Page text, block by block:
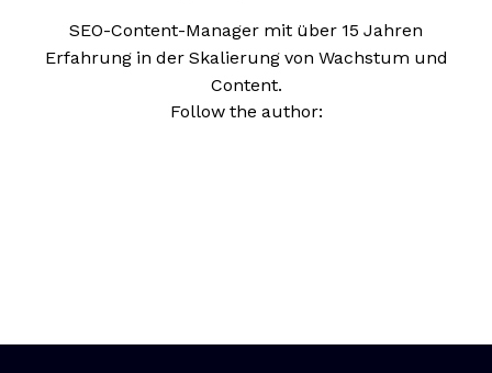
SEO-Content-Manager mit über 15 Jahren
Erfahrung in der Skalierung von Wachstum und
Content.
Follow the author:Opens new window
Opens new window